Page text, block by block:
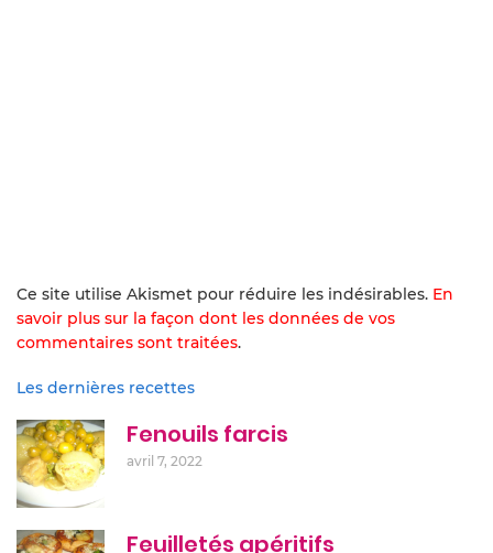
Ce site utilise Akismet pour réduire les indésirables. En
savoir plus sur la façon dont les données de vos
commentaires sont traitées.
Les dernières recettes
Fenouils farcis
avril 7, 2022
Feuilletés apéritifs